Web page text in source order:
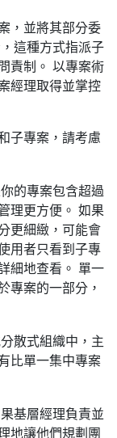
，並將其部分委
這種方式指派子
責制。 以專案術
經理取得並掌控
子專案，請考慮
的專案包含超過
理更方便。 如果
更細緻，可能會
用者只看到子專
細地查看。 單一
專案的一部分，
散式組織中，主
比單一集中專案
基層經理負責並
地讓他們規劃團